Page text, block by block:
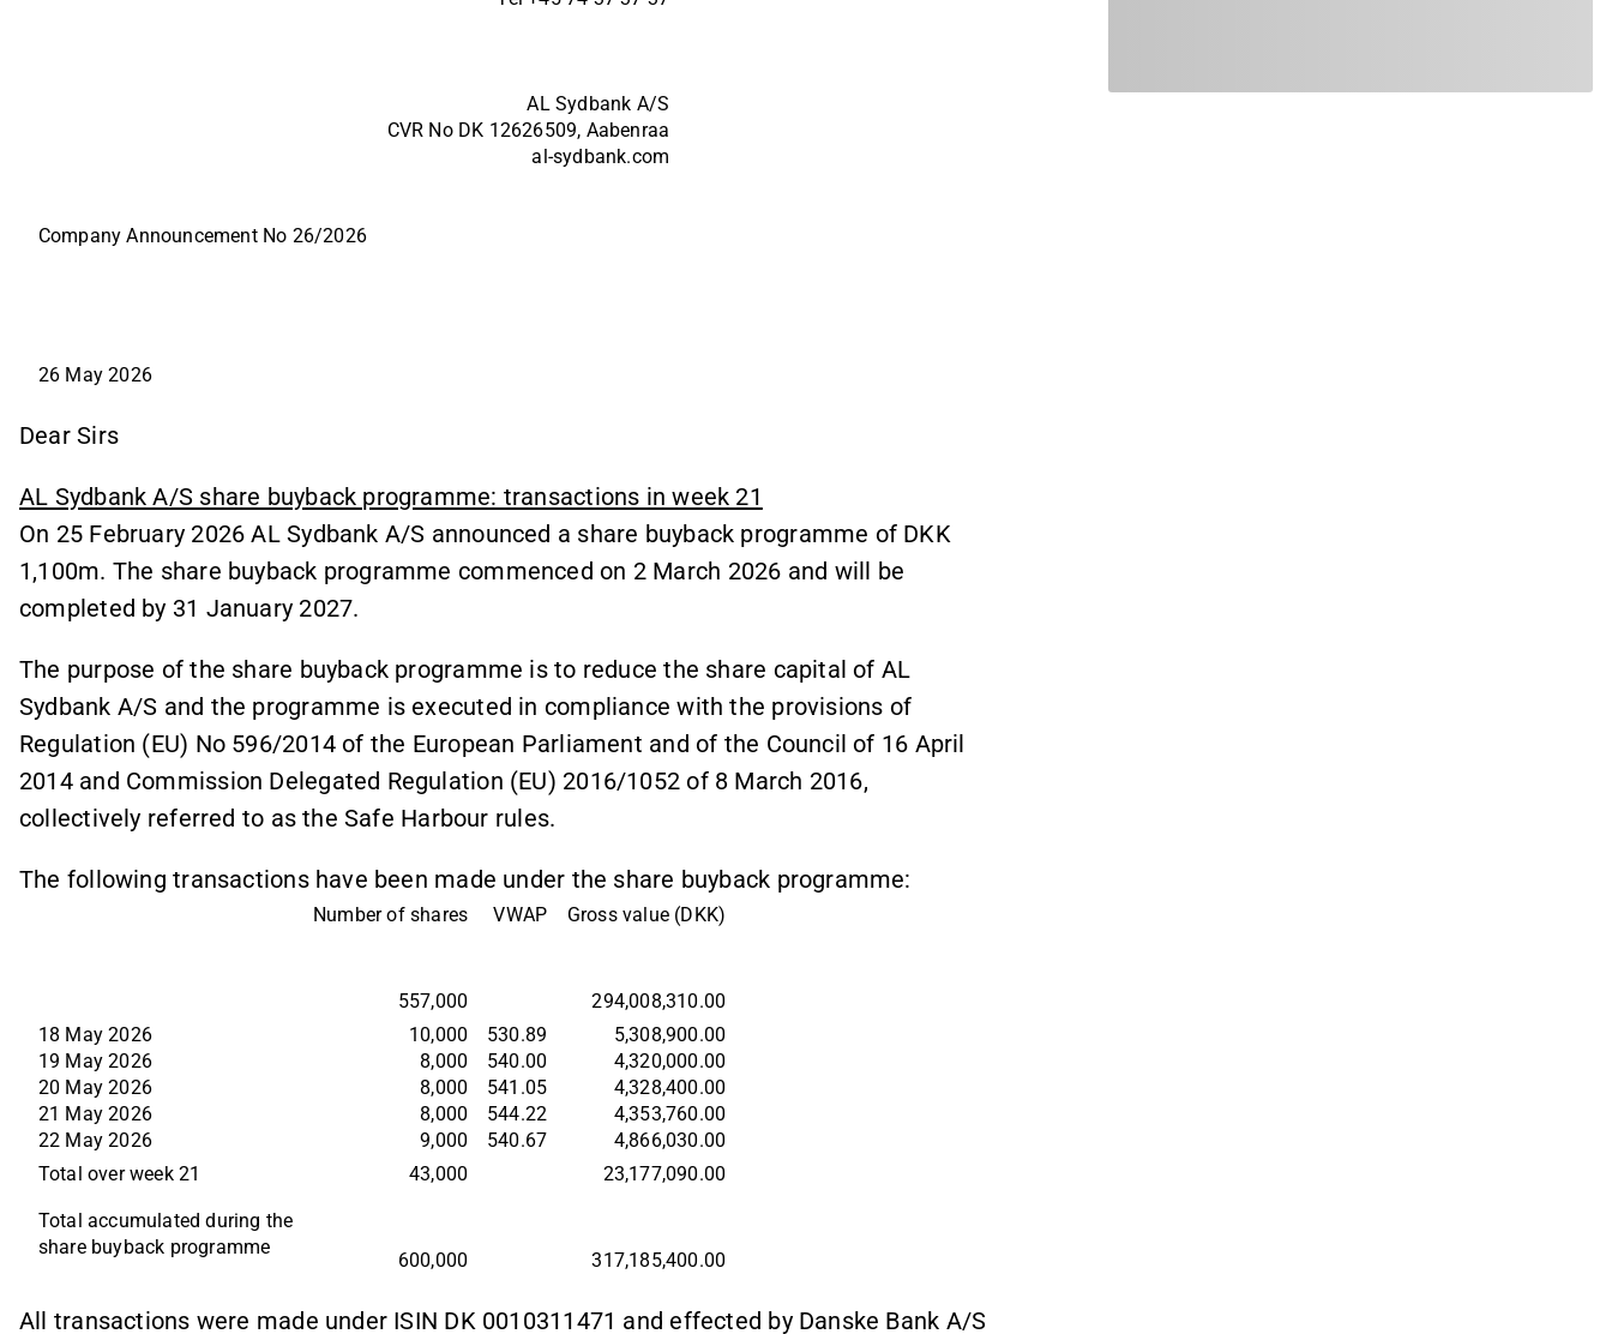
Company Announcement No 26/2026
AL Sydbank A/S
CVR No DK 12626509, Aabenraa
al-sydbank.com
26 May 2026
Dear Sirs
AL Sydbank A/S share buyback programme: transactions in week 21
On 25 February 2026 AL Sydbank A/S announced a share buyback programme of DKK
1,100m. The share buyback programme commenced on 2 March 2026 and will be
completed by 31 January 2027.
The purpose of the share buyback programme is to reduce the share capital of AL
Sydbank A/S and the programme is executed in compliance with the provisions of
Regulation (EU) No 596/2014 of the European Parliament and of the Council of 16 April
2014 and Commission Delegated Regulation (EU) 2016/1052 of 8 March 2016,
collectively referred to as the Safe Harbour rules.
The following transactions have been made under the share buyback programme:
Number of shares VWAP Gross value (DKK)
557,000
294,008,310.00
18 May 2026
19 May 2026
20 May 2026
21 May 2026
22 May 2026
10,000
8,000
8,000
8,000
9,000
530.89
540.00
541.05
544.22
540.67
5,308,900.00
4,320,000.00
4,328,400.00
4,353,760.00
4,866,030.00
Total over week 21
43,000 23,177,090.00
Total accumulated during the
share buyback programme
600,000 317,185,400.00
All transactions were made under ISIN DK 0010311471 and effected by Danske Bank A/S